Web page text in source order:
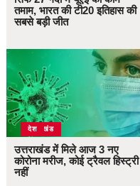
तमाम, भारत की टी20 इतिहास की
सबसे बड़ी जीत
उत्तराखंड
देश
उत्तराखंड में मिले आज 3 नए
कोरोना मरीज, कोई ट्रैवल हिस्ट्री
नहीं